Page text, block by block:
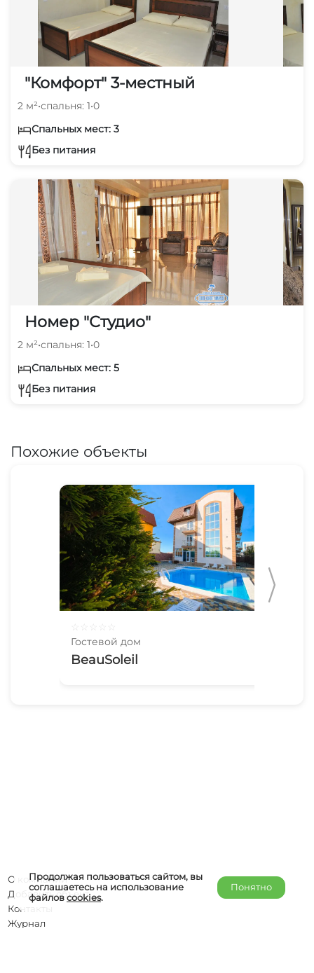
"Комфорт" 3-местный
2 м²•спальня: 1•0
Спальных мест: 3
Без питания
Номер "Студио"
2 м²•спальня: 1•0
Спальных мест: 5
Без питания
Похожие объекты
Гостевой дом
BeauSoleil
Продолжая пользоваться сайтом, вы
соглашаетесь на использование
файловcookies.
Понятно
О компании
Добавить объект
Контакты
Журнал